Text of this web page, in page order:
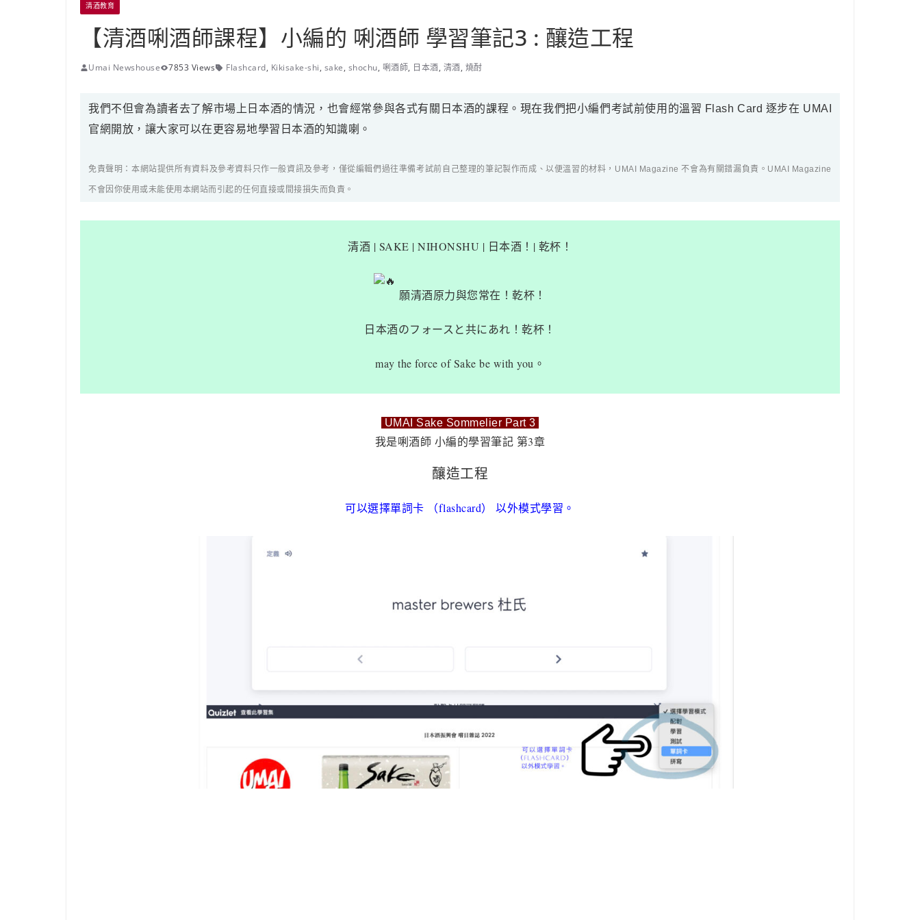
清酒教育
【清酒唎酒師課程】小編的 唎酒師 學習筆記3 : 釀造工程
Umai Newshouse 7853 Views Flashcard, Kikisake-shi, sake, shochu, 唎酒師, 日本酒, 清酒, 燒酎
我們不但會為讀者去了解市場上日本酒的情況，也會經常參與各式有關日本酒的課程。現在我們把小編們考試前使用的溫習 Flash Card 逐步在 UMAI
官網開放，讓大家可以在更容易地學習日本酒的知識喇。
免責聲明：本網站提供所有資料及參考資料只作一般資訊及參考，僅從編輯們過往準備考試前自己整理的筆記製作而成、以便溫習的材料，UMAI Magazine 不會為有關錯漏負責。UMAI Magazine
不會因你使用或未能使用本網站而引起的任何直接或間接損失而負責。
清酒 | SAKE | NIHONSHU | 日本酒！| 乾杯！
願清酒原力與您常在！乾杯！
日本酒のフォースと共にあれ！乾杯！
may the force of Sake be with you。
UMAI Sake Sommelier Part 3
我是唎酒師 小編的學習筆記 第3章
釀造工程
可以選擇單詞卡 （flashcard） 以外模式學習。